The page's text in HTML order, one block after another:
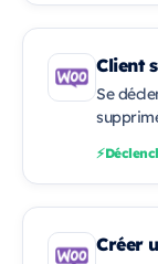
Client
Se
Créer